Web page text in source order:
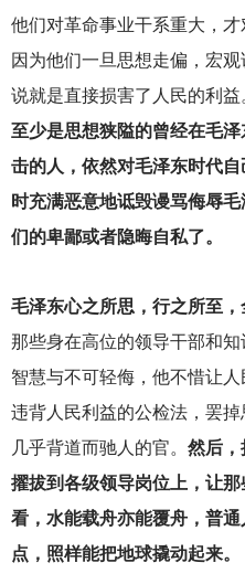
他们对革命事业干系重大，才
因为他们一旦思想走偏，宏
说就是直接损害了人民的利益
至少是思想狭隘的曾经在毛
击的人，依然对毛泽东时代
时充满恶意地诋毁谩骂侮辱
们的卑鄙或者隐晦自私了。
毛泽东心之所思，行之所至，
那些身在高位的领导干部和
智慧与不可轻侮，他不惜让
违背人民利益的公检法，罢
几乎背道而驰人的官。 然后，
擢拔到各级领导岗位上，让
看，水能载舟亦能覆舟，普
点，照样能把地球撬动起来。